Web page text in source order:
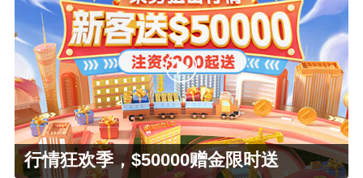
行情狂欢季，$50000赠金限时送